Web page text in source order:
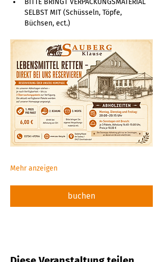
BITTE BRINGT VERPACKUNGSMATERIAL
SELBST MIT (Schüsseln, Töpfe,
Büchsen, ect.)
Mehr anzeigen
buchen